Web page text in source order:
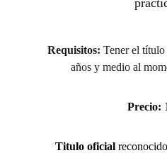
Requisitos: Tener el
años y medio al
Precio:
Titulo oficial